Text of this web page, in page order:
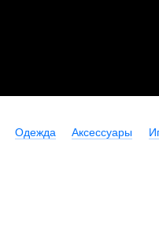
Одежда Аксессуары